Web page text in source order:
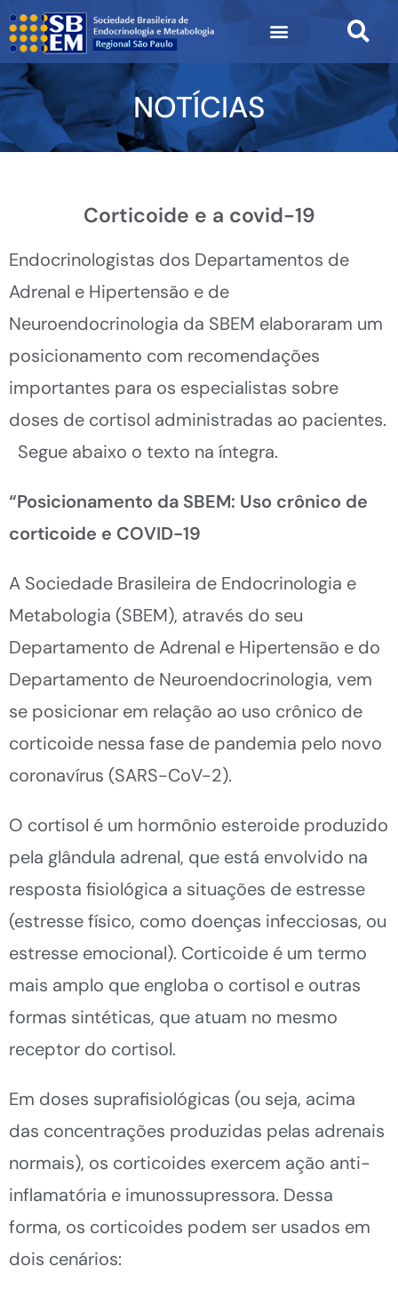
NOTÍCIAS
Corticoide e a covid-19
Endocrinologistas dos Departamentos de
Adrenal e Hipertensão e de
Neuroendocrinologia da SBEM elaboraram um
posicionamento com recomendações
importantes para os especialistas sobre
doses de cortisol administradas ao pacientes.
Segue abaixo o texto na íntegra.
“Posicionamento da SBEM: Uso crônico de
corticoide e COVID-19
A Sociedade Brasileira de Endocrinologia e
Metabologia (SBEM), através do seu
Departamento de Adrenal e Hipertensão e do
Departamento de Neuroendocrinologia, vem
se posicionar em relação ao uso crônico de
corticoide nessa fase de pandemia pelo novo
coronavírus (SARS-CoV-2).
O cortisol é um hormônio esteroide produzido
pela glândula adrenal, que está envolvido na
resposta fisiológica a situações de estresse
(estresse físico, como doenças infecciosas, ou
estresse emocional). Corticoide é um termo
mais amplo que engloba o cortisol e outras
formas sintéticas, que atuam no mesmo
receptor do cortisol.
Em doses suprafisiológicas (ou seja, acima
das concentrações produzidas pelas adrenais
normais), os corticoides exercem ação anti-
inflamatória e imunossupressora. Dessa
forma, os corticoides podem ser usados em
dois cenários: